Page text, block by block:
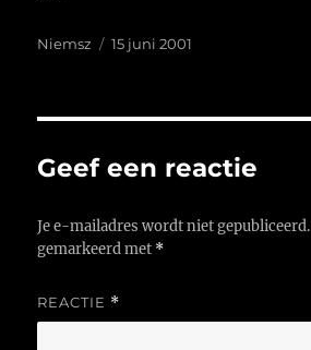
Auteur
Niemsz
Geplaatst
15 juni 2001
Geef een reactie
Je e-mailadres wordt niet gepubliceerd.
gemarkeerd met *
REACTIE *